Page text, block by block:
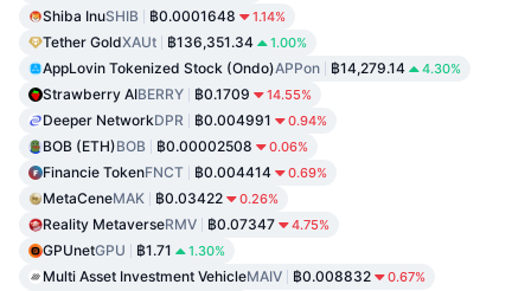
Shiba InuSHIB ฿0.0001648 1.14%
Tether GoldXAUt ฿136,351.34 1.00%
AppLovin Tokenized Stock (Ondo)APPon ฿14,279.14 4.30%
Strawberry AIBERRY ฿0.1709 14.55%
Deeper NetworkDPR ฿0.004991 0.94%
BOB (ETH)BOB ฿0.00002508 0.06%
Financie TokenFNCT ฿0.004414 0.69%
MetaCeneMAK ฿0.03422 0.26%
Reality MetaverseRMV ฿0.07347 4.75%
GPUnetGPU ฿1.71 1.30%
Multi Asset Investment VehicleMAIV ฿0.008832 0.67%